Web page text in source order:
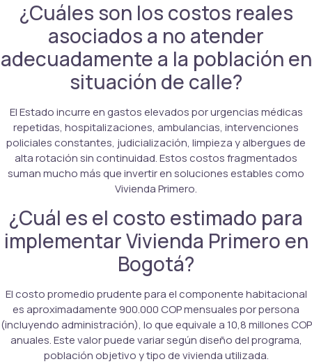
¿Cuáles son los costos reales
asociados a no atender
adecuadamente a la población en
situación de calle?
El Estado incurre en gastos elevados por urgencias médicas
repetidas, hospitalizaciones, ambulancias, intervenciones
policiales constantes, judicialización, limpieza y albergues de
alta rotación sin continuidad. Estos costos fragmentados
suman mucho más que invertir en soluciones estables como
Vivienda Primero.
¿Cuál es el costo estimado para
implementar Vivienda Primero en
Bogotá?
El costo promedio prudente para el componente habitacional
es aproximadamente 900.000 COP mensuales por persona
(incluyendo administración), lo que equivale a 10,8 millones COP
anuales. Este valor puede variar según diseño del programa,
población objetivo y tipo de vivienda utilizada.